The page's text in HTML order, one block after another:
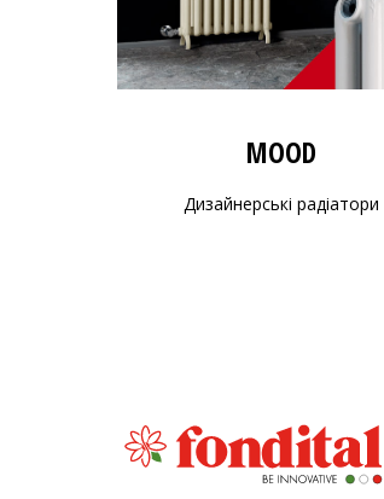
MOOD
Дизайнерські радіатори